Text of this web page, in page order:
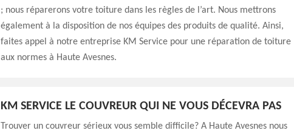
; nous réparerons votre toiture dans les règles de l’art. Nous mettrons
également à la disposition de nos équipes des produits de qualité. Ainsi,
faites appel à notre entreprise KM Service pour une réparation de toiture
aux normes à Haute Avesnes.
KM SERVICE LE COUVREUR QUI NE VOUS DÉCEVRA PAS
Trouver un couvreur sérieux vous semble difficile? A Haute Avesnes nous